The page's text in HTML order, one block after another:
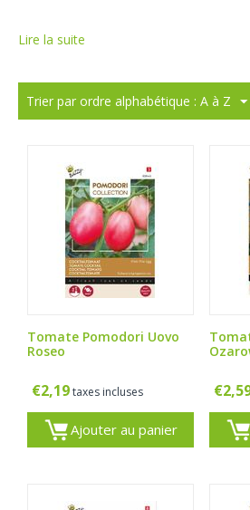
Lire la suite
Trier par ordre alphabétique : A à Z
Tomate Pomodori Uovo
Roseo
€2,19taxes incluses
Ajouter au panier
€